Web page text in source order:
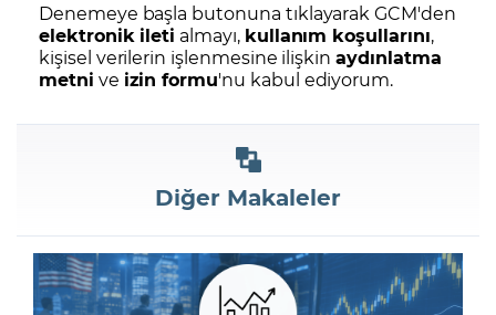
Denemeye başla butonuna tıklayarak GCM'den
elektronik ileti almayı, kullanım koşullarını,
kişisel verilerin işlenmesine ilişkinaydınlatma
metni ve izin formu'nu kabul ediyorum.
Diğer Makaleler